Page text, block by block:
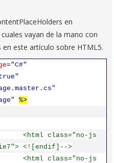
en
vayan de la mano con
este artículo sobre HTML5.
="C#"
%>
class="no-js
<![endif]-->
class="no-js